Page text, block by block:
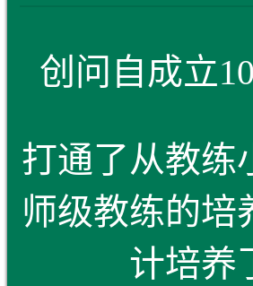
创问自成立
打通了从教练
师级教练的培
计培养